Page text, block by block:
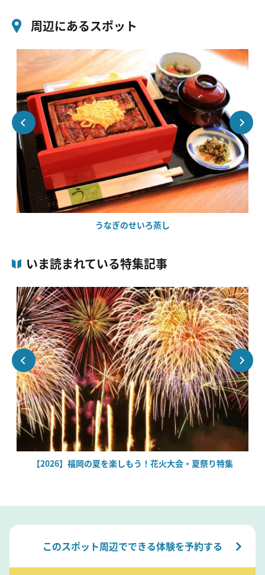
周辺にあるスポット
うなぎのせいろ蒸し
いま読まれている特集記事
【2026】福岡の夏を楽しもう！花火大会・夏祭り特集
このスポット周辺でできる体験を予約する